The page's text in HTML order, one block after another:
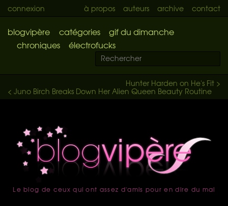
connexion à propos auteurs archive contact
blogvipère catégories
gif du dimanche
chroniques
électrofucks
Hunter Harden on He's Fit >
< Juno Birch Breaks Down Her Alien Queen Beauty Routine
accueil
Le blog de ceux qui ont assez d'amis pour en dire du mal